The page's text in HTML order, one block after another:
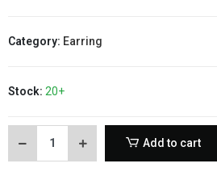
Category: Earring
Stock: 20+
Add to cart